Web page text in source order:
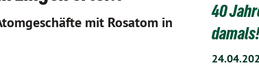
mit Rosatom in
40
damals!